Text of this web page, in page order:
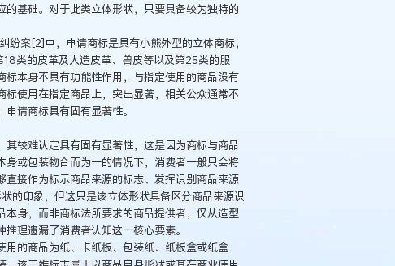
基础。对于此类立体形状，只要具备较为独特的
纷案[2]中，申请商标是具有小熊外型的立体商标，
类的皮革及人造皮革、兽皮等以及第25类的服
本身不具有功能性作用，与指定使用的商品没有
使用在指定商品上，突出显著，相关公众通常不
请商标具有固有显著性。
较难认定具有固有显著性，这是因为商标与商品
或包装物合而为一的情况下，消费者一般只会将
接作为标示商品来源的标志、发挥识别商品来源
的印象，但这只是该立体形状具备区分商品来源识
身，而非商标法所要求的商品提供者，仅从造型
理遗漏了消费者认知这一核心要素。
的商品为纸、卡纸板、包装纸、纸板盒或纸盒